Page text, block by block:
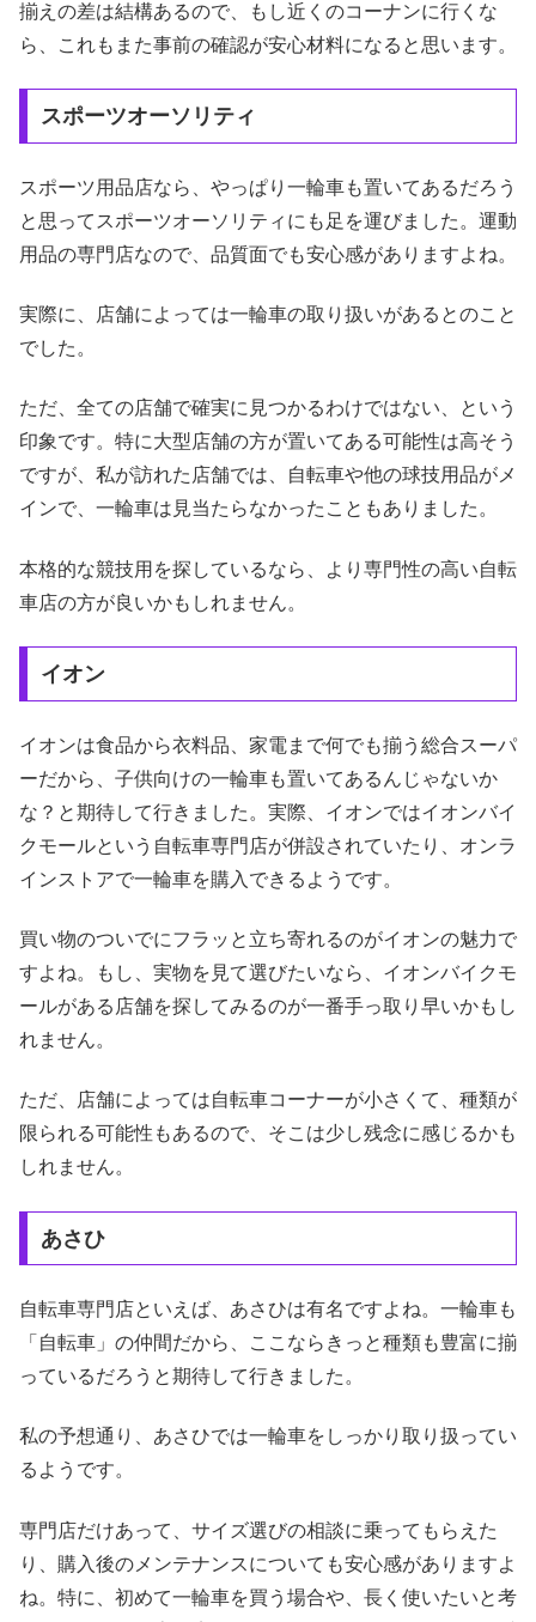
揃えの差は結構あるので、もし近くのコーナンに行くな
ら、これもまた事前の確認が安心材料になると思います。
スポーツオーソリティ
スポーツ用品店なら、やっぱり一輪車も置いてあるだろう
と思ってスポーツオーソリティにも足を運びました。運動
用品の専門店なので、品質面でも安心感がありますよね。
実際に、店舗によっては一輪車の取り扱いがあるとのこと
でした。
ただ、全ての店舗で確実に見つかるわけではない、という
印象です。特に大型店舗の方が置いてある可能性は高そう
ですが、私が訪れた店舗では、自転車や他の球技用品がメ
インで、一輪車は見当たらなかったこともありました。
本格的な競技用を探しているなら、より専門性の高い自転
車店の方が良いかもしれません。
イオン
イオンは食品から衣料品、家電まで何でも揃う総合スーパ
ーだから、子供向けの一輪車も置いてあるんじゃないか
な？と期待して行きました。実際、イオンではイオンバイ
クモールという自転車専門店が併設されていたり、オンラ
インストアで一輪車を購入できるようです。
買い物のついでにフラッと立ち寄れるのがイオンの魅力で
すよね。もし、実物を見て選びたいなら、イオンバイクモ
ールがある店舗を探してみるのが一番手っ取り早いかもし
れません。
ただ、店舗によっては自転車コーナーが小さくて、種類が
限られる可能性もあるので、そこは少し残念に感じるかも
しれません。
あさひ
自転車専門店といえば、あさひは有名ですよね。一輪車も
「自転車」の仲間だから、ここならきっと種類も豊富に揃
っているだろうと期待して行きました。
私の予想通り、あさひでは一輪車をしっかり取り扱ってい
るようです。
専門店だけあって、サイズ選びの相談に乗ってもらえた
り、購入後のメンテナンスについても安心感がありますよ
ね。特に、初めて一輪車を買う場合や、長く使いたいと考